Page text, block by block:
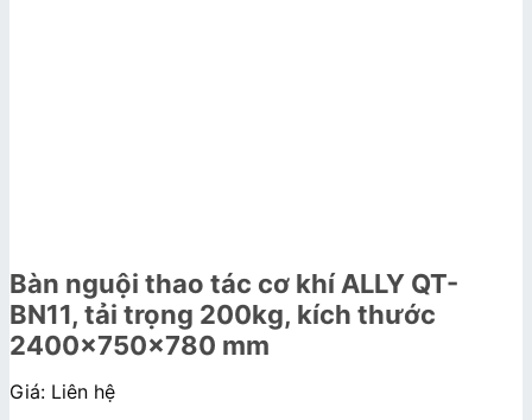
Bàn nguội thao tác cơ khí ALLY QT-
BN11, tải trọng 200kg, kích thước
2400x750x780 mm
Giá: Liên hệ